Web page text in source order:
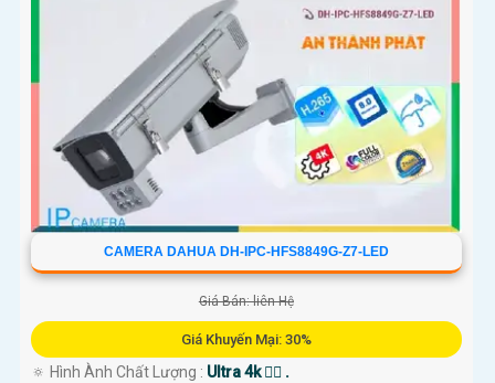
CAMERA DAHUA DH-IPC-HFS8849G-Z7-LED
Giá Bán: liên Hệ
Giá Khuyến Mại: 30%
🔅 Hình Ành Chất Lượng : Ultra 4k 👍🏾 .